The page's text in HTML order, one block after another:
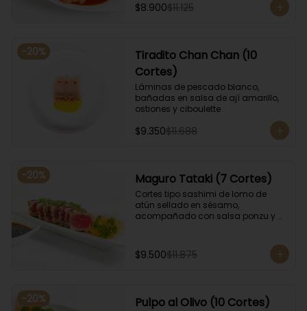
$8.900$11.125
-20%
Tiradito Chan Chan (10
Cortes)
Láminas de pescado blanco,
bañadas en salsa de ají amarillo,
ostiones y ciboulette.
$9.350$11.688
-20% Maguro Tataki (7 Cortes)
Cortes tipo sashimi de lomo de
atún sellado en sésamo,
acompañado con salsa ponzu y
$9.500$11.875
-20% Pulpo al Olivo (10 Cortes)